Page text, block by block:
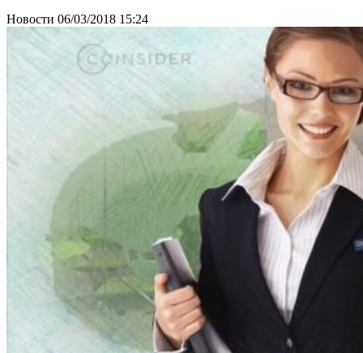
Новости 06/03/2018 15:24